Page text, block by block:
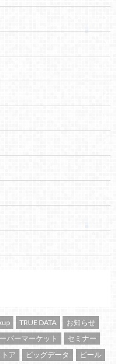
TRUE DATA
お知らせ
パーマーケット
セミナー
ア ビッグデータ ビール